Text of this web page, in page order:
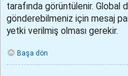
tarafında görüntülenir. Global
gönderebilmeniz için mesaj
yetki verilmiş olması gerekir.
Başa dön